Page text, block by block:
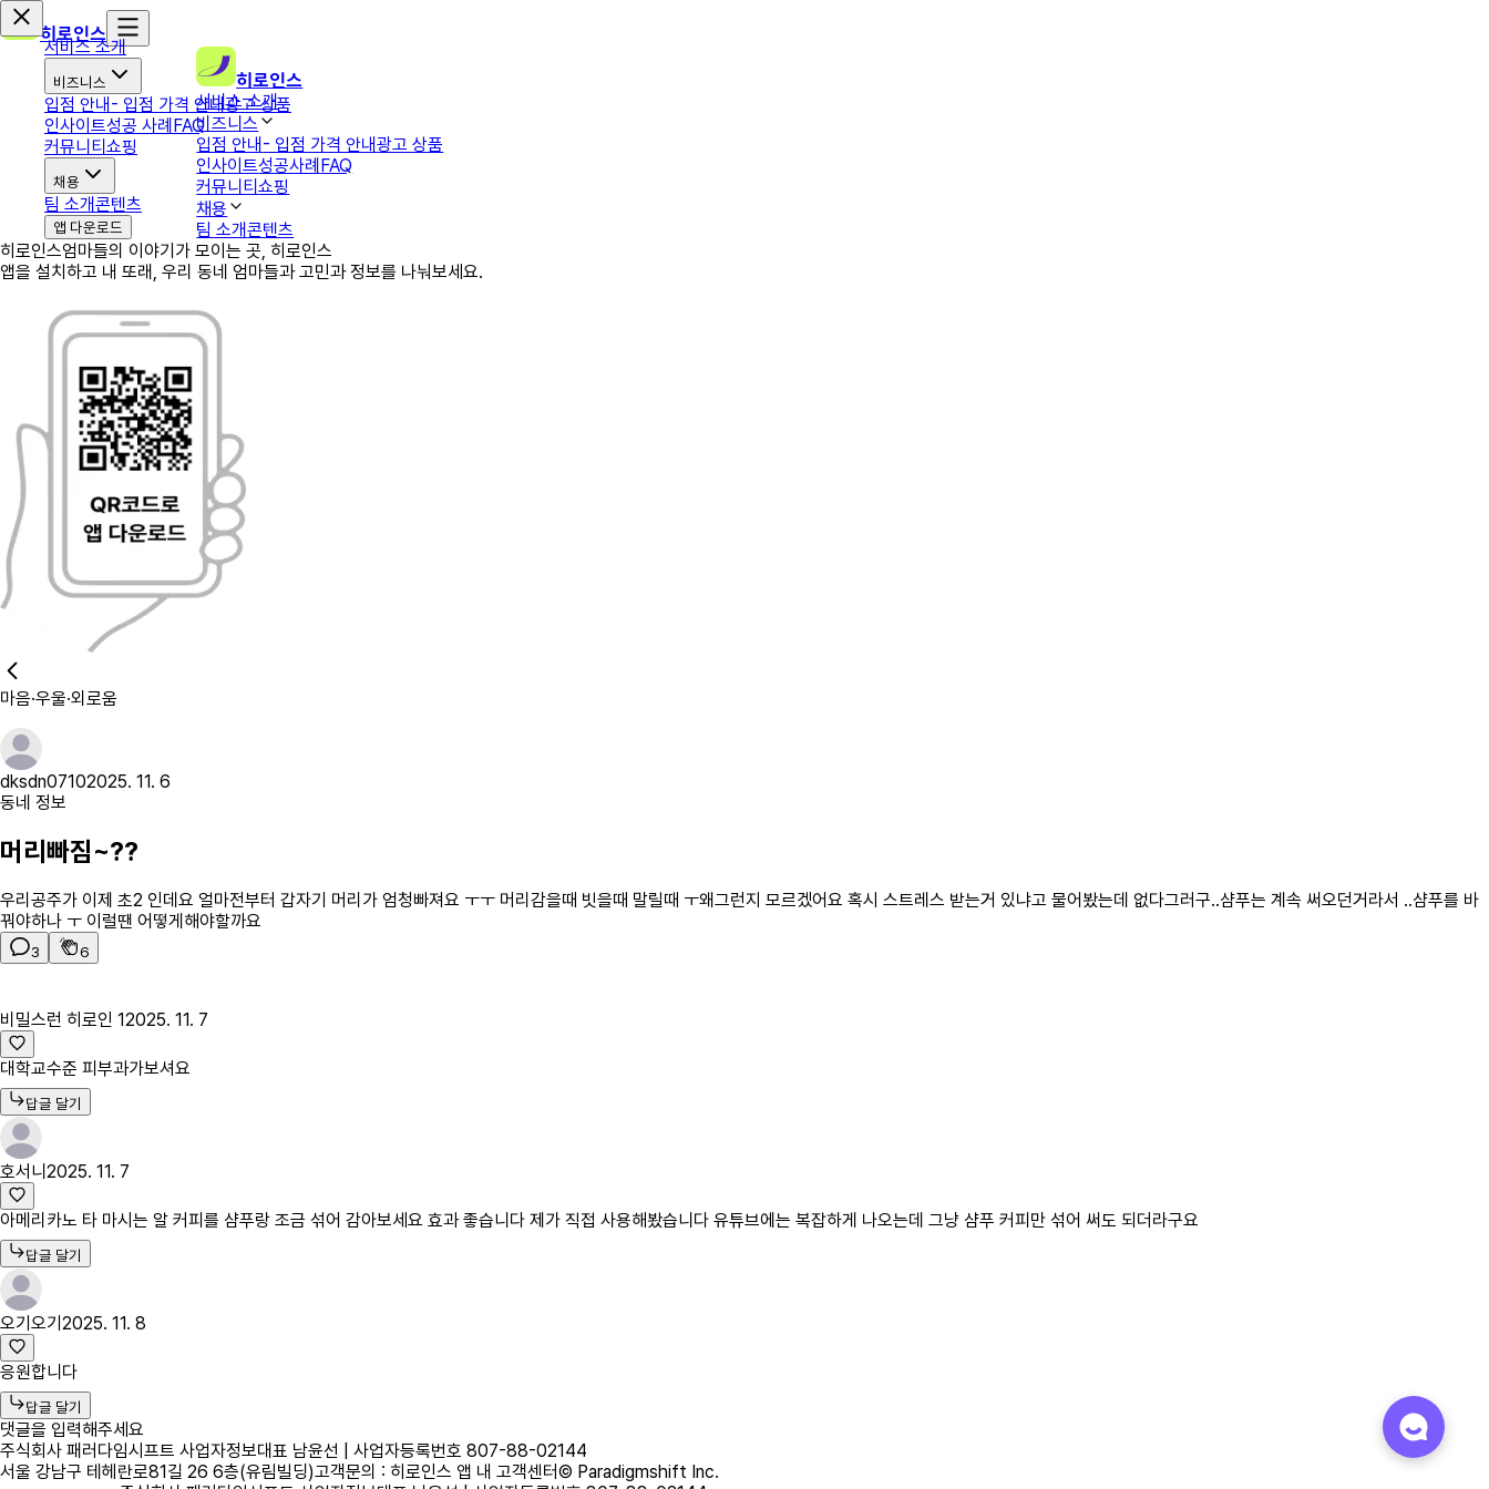
히로인스
히로인스
서비스 소개
비즈니스
입점 안내- 입점 가격 안내광고 상품
인사이트성공사례FAQ
커뮤니티쇼핑
채용
팀 소개콘텐츠
서비스 소개
비즈니스
입점 안내- 입점 가격 안내광고 상품
인사이트성공 사례FAQ
커뮤니티쇼핑
채용
팀 소개콘텐츠
앱 다운로드
히로인스엄마들의 이야기가 모이는 곳, 히로인스
앱을 설치하고 내 또래, 우리 동네 엄마들과 고민과 정보를 나눠보세요.
마음·우울·외로움
dksdn07102025. 11. 6
동네 정보
머리빠짐~??
우리공주가 이제 초2 인데요 얼마전부터 갑자기 머리가 엄청빠져요 ㅜㅜ 머리감을때 빗을때 말릴때 ㅜ왜그런지 모르겠어요 혹시 스트레스 받는거 있냐고 물어봤는데 없다그러구..샴푸는 계속 써오던거라서 ..샴푸를 바
꿔야하나 ㅜ 이럴땐 어떻게해야할까요
3 6
비밀스런 히로인 12025. 11. 7
대학교수준 피부과가보셔요
답글 달기
호서니2025. 11. 7
아메리카노 타 마시는 알 커피를 샴푸랑 조금 섞어 감아보세요 효과 좋습니다 제가 직접 사용해봤습니다 유튜브에는 복잡하게 나오는데 그냥 샴푸 커피만 섞어 써도 되더라구요
답글 달기
오기오기2025. 11. 8
응원합니다
답글 달기
댓글을 입력해주세요
주식회사 패러다임시프트 사업자정보대표 남윤선 | 사업자등록번호 807-88-02144
서울 강남구 테헤란로81길 26 6층(유림빌딩)고객문의 : 히로인스 앱 내 고객센터© Paradigmshift Inc.